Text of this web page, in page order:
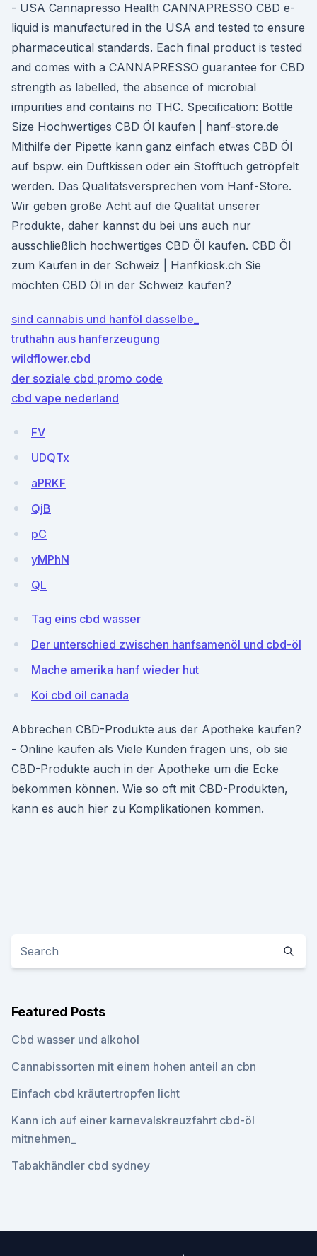
- USA Cannapresso Health CANNAPRESSO CBD e-
liquid is manufactured in the USA and tested to ensure
pharmaceutical standards. Each final product is tested
and comes with a CANNAPRESSO guarantee for CBD
strength as labelled, the absence of microbial
impurities and contains no THC. Specification: Bottle
Size Hochwertiges CBD Öl kaufen | hanf-store.de
Mithilfe der Pipette kann ganz einfach etwas CBD Öl
auf bspw. ein Duftkissen oder ein Stofftuch getröpfelt
werden. Das Qualitätsversprechen vom Hanf-Store.
Wir geben große Acht auf die Qualität unserer
Produkte, daher kannst du bei uns auch nur
ausschließlich hochwertiges CBD Öl kaufen. CBD Öl
zum Kaufen in der Schweiz | Hanfkiosk.ch Sie
möchten CBD Öl in der Schweiz kaufen?
sind cannabis und hanföl dasselbe_
truthahn aus hanferzeugung
wildflower.cbd
der soziale cbd promo code
cbd vape nederland
FV
UDQTx
aPRKF
QjB
pC
yMPhN
QL
Tag eins cbd wasser
Der unterschied zwischen hanfsamenöl und cbd-öl
Mache amerika hanf wieder hut
Koi cbd oil canada
Abbrechen CBD-Produkte aus der Apotheke kaufen?
- Online kaufen als Viele Kunden fragen uns, ob sie
CBD-Produkte auch in der Apotheke um die Ecke
bekommen können. Wie so oft mit CBD-Produkten,
kann es auch hier zu Komplikationen kommen.
Featured Posts
Cbd wasser und alkohol
Cannabissorten mit einem hohen anteil an cbn
Einfach cbd kräutertropfen licht
Kann ich auf einer karnevalskreuzfahrt cbd-öl
mitnehmen_
Tabakhändler cbd sydney